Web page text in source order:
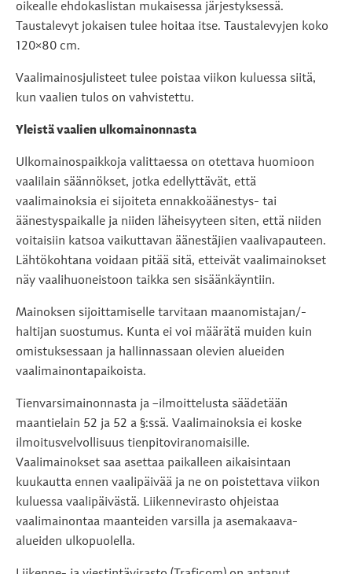
oikealle ehdokaslistan mukaisessa järjestyksessä.
Taustalevyt jokaisen tulee hoitaa itse. Taustalevyjen koko
120×80 cm.
Vaalimainosjulisteet tulee poistaa viikon kuluessa siitä,
kun vaalien tulos on vahvistettu.
Yleistä vaalien ulkomainonnasta
Ulkomainospaikkoja valittaessa on otettava huomioon
vaalilain säännökset, jotka edellyttävät, että
vaalimainoksia ei sijoiteta ennakkoäänestys- tai
äänestyspaikalle ja niiden läheisyyteen siten, että niiden
voitaisiin katsoa vaikuttavan äänestäjien vaalivapauteen.
Lähtökohtana voidaan pitää sitä, etteivät vaalimainokset
näy vaalihuoneistoon taikka sen sisäänkäyntiin.
Mainoksen sijoittamiselle tarvitaan maanomistajan/-
haltijan suostumus. Kunta ei voi määrätä muiden kuin
omistuksessaan ja hallinnassaan olevien alueiden
vaalimainontapaikoista.
Tienvarsimainonnasta ja –ilmoittelusta säädetään
maantielain 52 ja 52 a §:ssä. Vaalimainoksia ei koske
ilmoitusvelvollisuus tienpitoviranomaisille.
Vaalimainokset saa asettaa paikalleen aikaisintaan
kuukautta ennen vaalipäivää ja ne on poistettava viikon
kuluessa vaalipäivästä. Liikennevirasto ohjeistaa
vaalimainontaa maanteiden varsilla ja asemakaava-
alueiden ulkopuolella.